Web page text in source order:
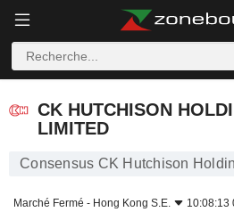
CK HUTCHISON
LIMITED
Consensus CK Hutchison
Marché Fermé - Hong Kong S.E. 10:08:13